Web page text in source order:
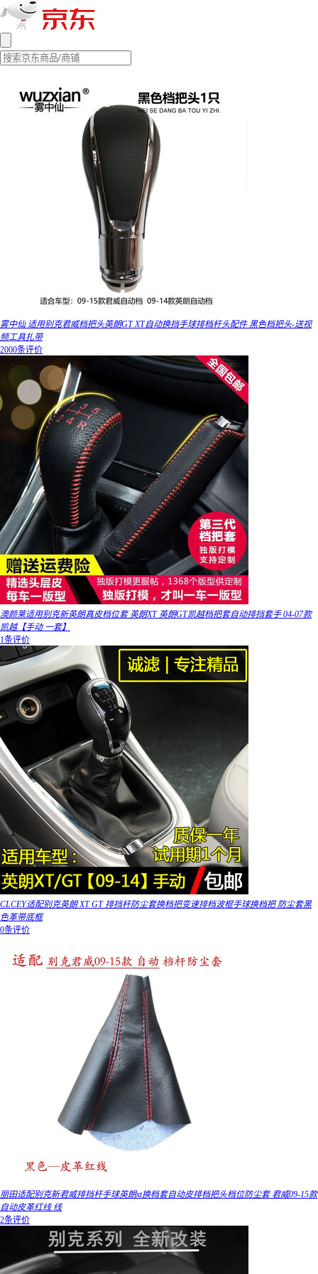
雾中仙 适用别克君威档把头英朗GT XT自动换挡手球排档杆头配件 黑色档把头-送视
频工具扎带
2000条评价
澳颜莱适用别克新英朗真皮档位套 英朗XT 英朗GT凯越档把套自动排挡套手 04-07款
凯越【手动 一套】
1条评价
CLCEY适配别克英朗 XT GT 排挡杆防尘套换档把变速排档波棍手球换档把 防尘套黑
色革带底框
0条评价
丽田适配别克新君威排挡杆手球英朗xt换档套自动皮排档把头档位防尘套 君威09-15款
自动皮革红线 线
2条评价